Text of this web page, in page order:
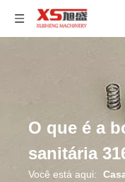
O que é a
sanitária
Você está aqui: